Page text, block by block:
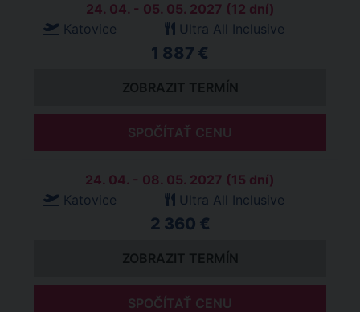
24. 04. - 05. 05. 2027 (12 dní)
Katovice
Ultra All Inclusive
1 887 €
ZOBRAZIT TERMÍN
SPOČÍTAŤ CENU
24. 04. - 08. 05. 2027 (15 dní)
Katovice
Ultra All Inclusive
2 360 €
ZOBRAZIT TERMÍN
SPOČÍTAŤ CENU